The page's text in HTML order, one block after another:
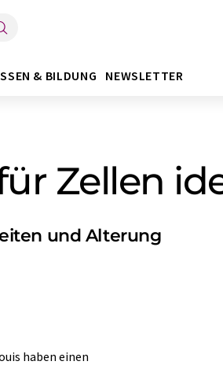
& BILDUNG NEWSLETTER
Zellen
und Alterung
haben einen